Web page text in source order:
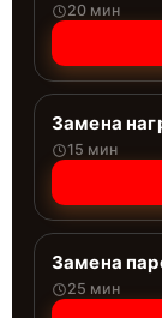
20 мин
Замена
15 мин
Замена
25 мин